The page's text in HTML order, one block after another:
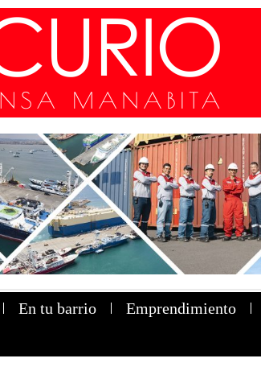
En tu barrio
Emprendimiento